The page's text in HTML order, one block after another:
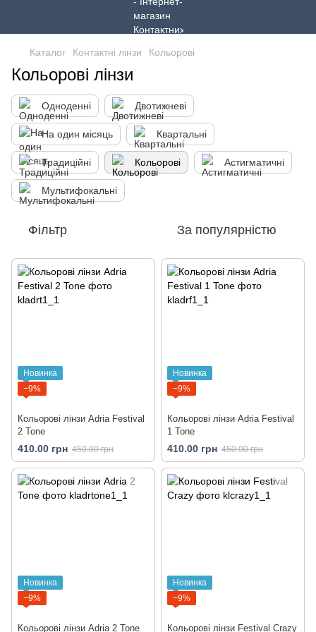
Каталог Контактні лінзи Кольорові
Кольорові лінзи
Одноденні Двотижневі
На один місяць Квартальні
Традиційні Кольорові Астигматичні
Мультифокальні
Фільтр За популярністю
Новинка
−9%
Кольорові лінзи Adria Festival
2 Tone
410.00 грн 450.00 грн
Новинка
−9%
Кольорові лінзи Adria Festival
1 Tone
410.00 грн 450.00 грн
Новинка
−9%
Кольорові лінзи Adria 2 Tone
Новинка
−9%
Кольорові лінзи Festival Crazy